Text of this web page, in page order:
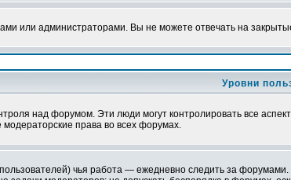
или администраторами. Вы не можете отвечать на
Уровни
над форумом. Эти люди могут контролировать все
права во всех форумах.
чья работа — ежедневно следить за